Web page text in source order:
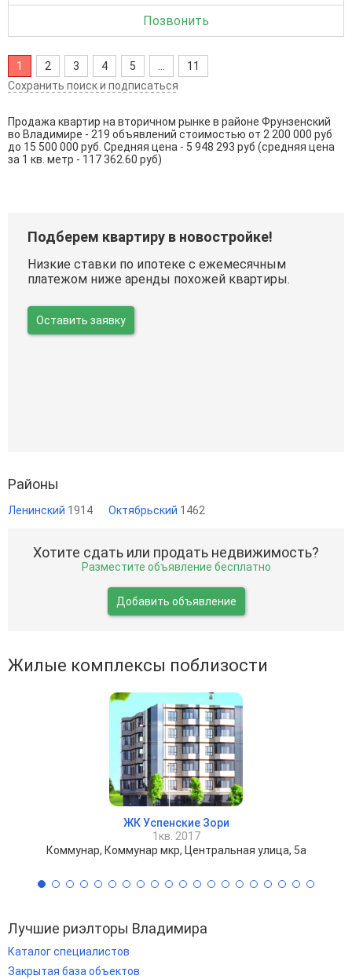
Позвонить
1 2 3 4 5
11
Сохранить поиск и подписаться
Продажа квартир на вторичном рынке в районе Фрунзенский
во Владимире - 219 объявлений стоимостью от 2 200 000 руб
до 15 500 000 руб. Средняя цена - 5 948 293 руб (средняя цена
за 1 кв. метр - 117 362.60 руб)
Подберем квартиру в новостройке!
Низкие ставки по ипотеке с ежемесячным
платежом ниже аренды похожей квартиры.
Оставить заявку
Районы
Ленинский 1914 Октябрьский 1462
Хотите сдать или продать недвижимость?
Разместите объявление бесплатно
Добавить объявление
Жилые комплексы поблизости
ЖК Успенские Зори
1кв. 2017
Коммунар, Коммунар мкр, Центральная улица, 5а
Лучшие риэлторы Владимира
Каталог специалистов
Закрытая база объектов